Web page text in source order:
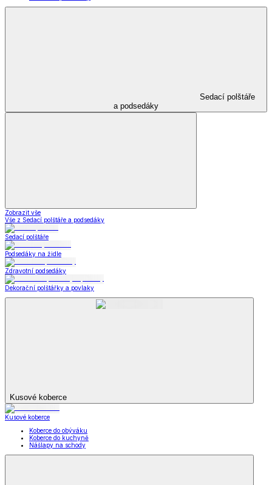
Sedací polštáře
a podsedáky
Zobrazit vše
Vše z Sedací polštáře a podsedáky
Sedací polštáře
Podsedáky na židle
Zdravotní podsedáky
Dekorační polštářky a povlaky
Kusové koberce
Kusové koberce
Koberce do obýváku
Koberce do kuchyně
Nášlapy na schody